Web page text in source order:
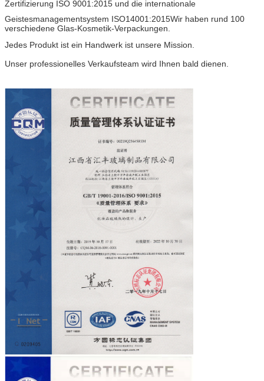
Zertifizierung ISO 9001:2015 und die internationale
Geistesmanagementsystem ISO14001:2015Wir haben rund 100
verschiedene Glas-Kosmetik-Verpackungen.
Jedes Produkt ist ein Handwerk ist unsere Mission.
Unser professionelles Verkaufsteam wird Ihnen bald dienen.